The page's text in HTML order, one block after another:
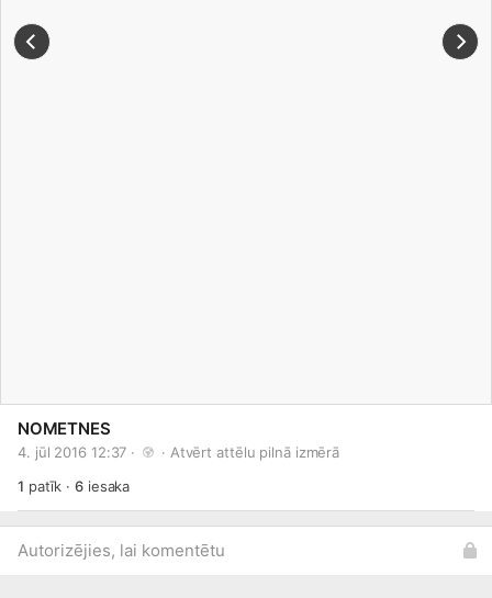
NOMETNES
4. jūl 2016 12:37 · · Atvērt attēlu pilnā izmērā
1 patīk ·6iesaka
Autorizējies, lai komentētu